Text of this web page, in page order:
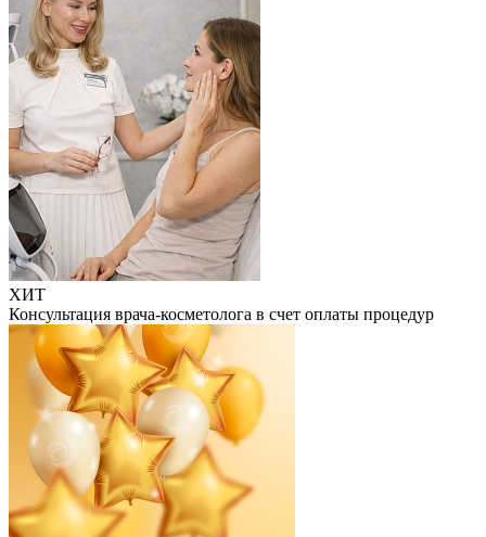
ХИТ
Консультация врача-косметолога в счет оплаты процедур